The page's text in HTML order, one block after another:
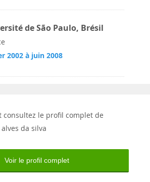
de São Paulo, Brésil
2002 à juin 2008
consultez le profil complet de
da silva
Voir le profil complet